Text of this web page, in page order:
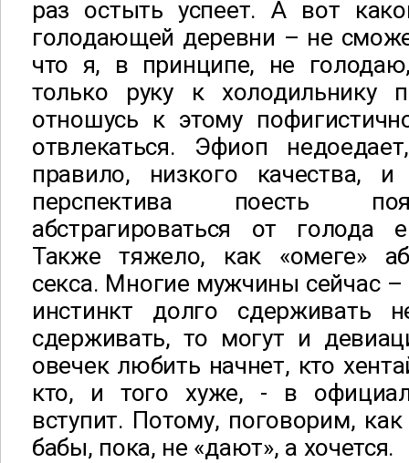
раз остыть успеет. А вот
голодающей деревни – не
что я, в принципе, не
только руку к холодильнику
отношусь к этому
отвлекаться. Эфиоп
правило, низкого качества, и
перспектива поесть
абстрагироваться от голода
Также тяжело, как «омеге»
секса. Многие мужчины сейчас
инстинкт долго сдерживать
сдерживать, то могут и
овечек любить начнет, кто
кто, и того хуже, - в
вступит. Потому, поговорим,
бабы, пока, не «дают», а хочется.